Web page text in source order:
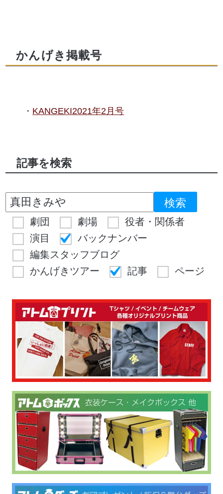
かんげき掲載号
KANGEKI2021年2月号
記事を検索
劇団 劇場
役者・関係者
演目
バックナンバー
編集スタッフブログ
かんげきツアー
記事 ページ